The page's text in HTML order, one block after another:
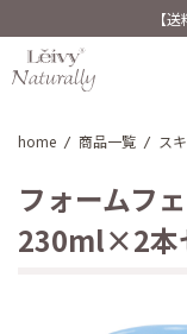
【
home / 商品一覧 / ス
フォームフ
230ml×2本